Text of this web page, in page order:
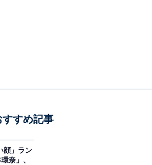
目を集め、2024年には主演映画『ル
すめ記事
顔」ラン
奈」、